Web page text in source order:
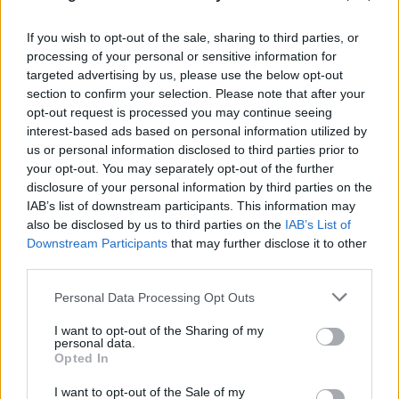
If you wish to opt-out of the sale, sharing to third parties, or
processing of your personal or sensitive information for
targeted advertising by us, please use the below opt-out
section to confirm your selection. Please note that after your
opt-out request is processed you may continue seeing
interest-based ads based on personal information utilized by
us or personal information disclosed to third parties prior to
your opt-out. You may separately opt-out of the further
disclosure of your personal information by third parties on the
IAB’s list of downstream participants. This information may
also be disclosed by us to third parties on the IAB’s List of
Downstream Participants that may further disclose it to other
Please note that this website/app uses one or more Google
not limited to your visit or usage behaviour. You may click to
grant or deny consent to Google and its third-party tags to
use your data for below specified purposes in below Google
consent section.
Personal Data Processing Opt Outs
I want to opt-out of the Sharing of my
personal data.
Opted In
I want to opt-out of the Sale of my